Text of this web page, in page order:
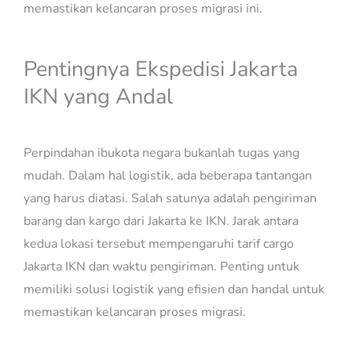
memastikan kelancaran proses migrasi ini.
Pentingnya Ekspedisi Jakarta
IKN yang Andal
Perpindahan ibukota negara bukanlah tugas yang
mudah. Dalam hal logistik, ada beberapa tantangan
yang harus diatasi. Salah satunya adalah pengiriman
barang dan kargo dari Jakarta ke IKN. Jarak antara
kedua lokasi tersebut mempengaruhi tarif cargo
Jakarta IKN dan waktu pengiriman. Penting untuk
memiliki solusi logistik yang efisien dan handal untuk
memastikan kelancaran proses migrasi.